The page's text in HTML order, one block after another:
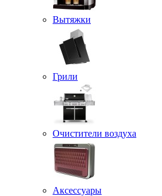
Вытяжки
Грили
Очистители воздуха
Аксессуары